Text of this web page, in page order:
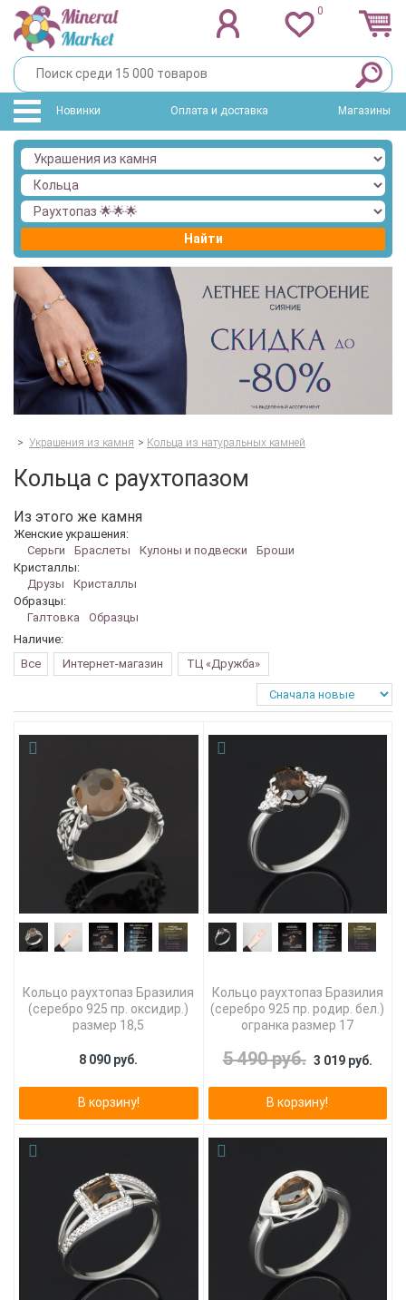
0
Новинки Оплата и доставка Магазины
Найти
> Украшения из камня > Кольца из натуральных камней
Кольца с раухтопазом
Из этого же камня
Женские украшения:
Серьги
Браслеты Кулоны и подвески
Броши
Кристаллы:
Друзы
Кристаллы
Образцы:
Галтовка
Образцы
Наличие:
Все
Интернет-магазин ТЦ «Дружба»
Кольцо раухтопаз Бразилия
(серебро 925 пр. оксидир.)
размер 18,5
8 090 руб.
В корзину!
Кольцо раухтопаз Бразилия
(серебро 925 пр. родир. бел.)
огранка размер 17
5 490 руб. 3 019 руб.
В корзину!